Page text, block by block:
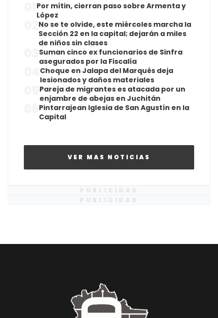
Por mítin, cierran paso sobre Armenta y
López
No se te olvide, este miércoles marcha la
Sección 22 en la capital; dejarán a miles
de niños sin clases
Suman cinco ex funcionarios de Sinfra
asegurados por la Fiscalía
Choque en Jalapa del Marqués deja
lesionados y daños materiales
Pareja de migrantes es atacada por un
enjambre de abejas en Juchitán
Pintarrajean Iglesia de San Agustín en la
Capital
VER MAS NOTICIAS